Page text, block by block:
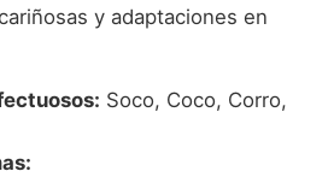
y adaptaciones en
Soco, Coco, Corro,